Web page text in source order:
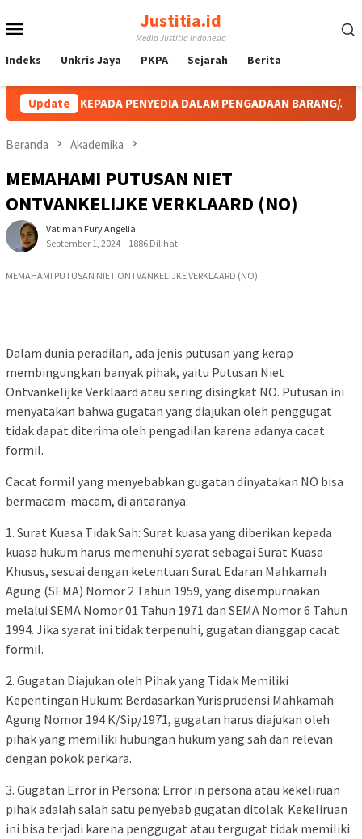
ke
Mobile
Justitia.id
Media Justitia Indonesia
Indeks Unkris Jaya PKPA Sejarah Berita
UpdatePENYEDIA DALAM PENGADAAN BARANG/JASA SELAMA
Beranda Akademika
MEMAHAMI PUTUSAN NIET
ONTVANKELIJKE VERKLAARD (NO)
Vatimah Fury Angelia
September 1, 2024
1886 Dilihat
MEMAHAMI PUTUSAN NIET ONTVANKELIJKE VERKLAARD (NO)
Dalam dunia peradilan, ada jenis putusan yang kerap
membingungkan banyak pihak, yaitu Putusan Niet
Ontvankelijke Verklaard atau sering disingkat NO. Putusan ini
menyatakan bahwa gugatan yang diajukan oleh penggugat
tidak dapat diterima oleh pengadilan karena adanya cacat
formil.
Cacat formil yang menyebabkan gugatan dinyatakan NO bisa
bermacam-macam, di antaranya:
1. Surat Kuasa Tidak Sah: Surat kuasa yang diberikan kepada
kuasa hukum harus memenuhi syarat sebagai Surat Kuasa
Khusus, sesuai dengan ketentuan Surat Edaran Mahkamah
Agung (SEMA) Nomor 2 Tahun 1959, yang disempurnakan
melalui SEMA Nomor 01 Tahun 1971 dan SEMA Nomor 6 Tahun
1994. Jika syarat ini tidak terpenuhi, gugatan dianggap cacat
formil.
2. Gugatan Diajukan oleh Pihak yang Tidak Memiliki
Kepentingan Hukum: Berdasarkan Yurisprudensi Mahkamah
Agung Nomor 194 K/Sip/1971, gugatan harus diajukan oleh
pihak yang memiliki hubungan hukum yang sah dan relevan
dengan pokok perkara.
3. Gugatan Error in Persona: Error in persona atau kekeliruan
pihak adalah salah satu penyebab gugatan ditolak. Kekeliruan
ini bisa terjadi karena penggugat atau tergugat tidak memiliki